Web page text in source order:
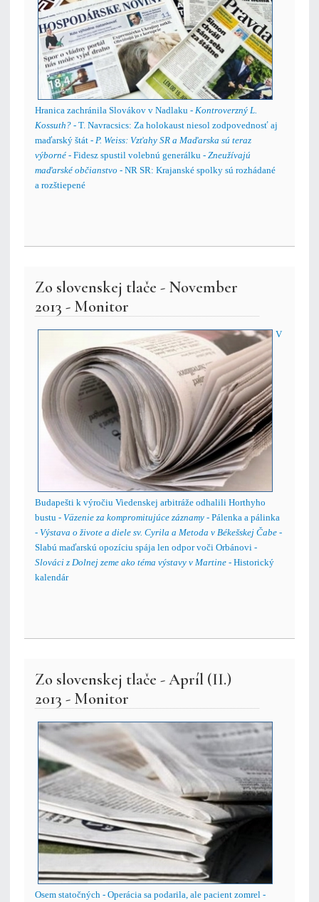
Hranica zachránila Slovákov v Nadlaku - Kontroverzný L.
Kossuth? - T. Navracsics: Za holokaust niesol zodpovednosť aj
maďarský štát - P. Weiss: Vzťahy SR a Maďarska sú teraz
výborné - Fidesz spustil volebnú generálku - Zneužívajú
maďarské občianstvo - NR SR: Krajanské spolky sú rozhádané
a rozštiepené
Zo slovenskej tlače - November
2013 - Monitor
V
Budapešti k výročiu Viedenskej arbitráže odhalili Horthyho
bustu - Väzenie za kompromitujúce záznamy - Pálenka a pálinka
- Výstava o živote a diele sv. Cyrila a Metoda v Békešskej Čabe -
Slabú maďarskú opozíciu spája len odpor voči Orbánovi -
Slováci z Dolnej zeme ako téma výstavy v Martine - Historický
kalendár
Zo slovenskej tlače - Apríl (II.)
2013 - Monitor
Osem statočných - Operácia sa podarila, ale pacient zomrel -